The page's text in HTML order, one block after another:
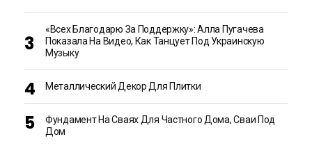
«Всех Благодарю За Поддержку»: Алла Пугачева
Показала На Видео, Как Танцует Под Украинскую
Музыку
Металлический Декор Для Плитки
Фундамент На Сваях Для Частного Дома, Сваи Под
Дом